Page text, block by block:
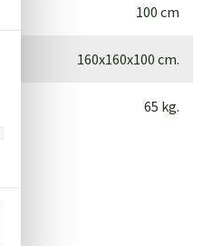
100 cm
160x160x100 cm.
65 kg.